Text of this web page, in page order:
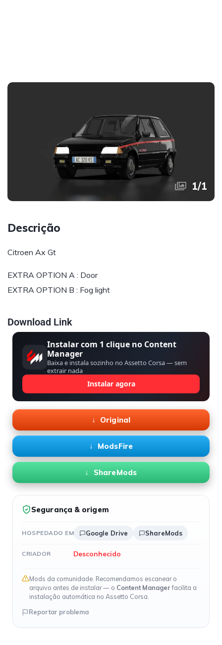
1/1
Descrição
Citroen Ax Gt
EXTRA OPTION A : Door
EXTRA OPTION B : Fog light
Download Link
Instalar com 1 clique no Content
Manager
Baixa e instala sozinho no Assetto Corsa — sem
extrair nada
Instalar agora
Original
ModsFire
ShareMods
Segurança & origem
HOSPEDADO EM Google Drive ShareMods
CRIADOR Desconhecido
Mods da comunidade. Recomendamos escanear o
arquivo antes de instalar — o Content Managerfacilita a
instalação automática no Assetto Corsa.
Reportar problema